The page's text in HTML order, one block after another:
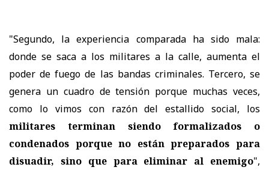
"Segundo, la experiencia comparada ha sido mala:
donde se saca a los militares a la calle, aumenta el
poder de fuego de las bandas criminales. Tercero, se
genera un cuadro de tensión porque muchas veces,
como lo vimos con razón del estallido social, los
militares terminan siendo formalizados o
condenados porque no están preparados para
disuadir, sino que para eliminar al enemigo",